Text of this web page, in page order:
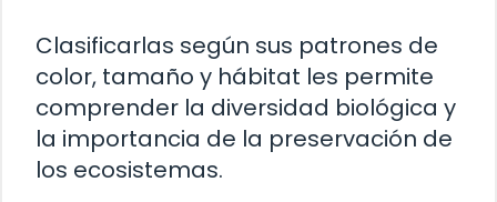
Clasificarlas según sus patrones de
color, tamaño y hábitat les permite
comprender la diversidad biológica y
la importancia de la preservación de
los ecosistemas.